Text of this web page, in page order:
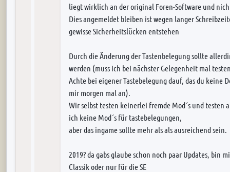
liegt wirklich an der original Foren-Software und
Dies angemeldet bleiben ist wegen langer
gewisse Sicherheitslücken entstehen
Durch die Änderung der Tastenbelegung sollte
werden (muss ich bei nächster Gelegenheit mal
Achte bei eigener Tastebelegung dauf, das du keine
mir morgen mal an).
Wir selbst testen keinerlei fremde Mod´s und testen
ich keine Mod´s für tastebelegungen,
aber das ingame sollte mehr als als ausreichend sein.
2019? da gabs glaube schon noch paar Updates, bin
Classik oder nur für die SE